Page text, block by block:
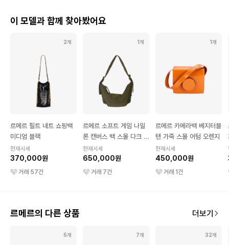
이 모델과 함께 찾아봤어요
2개
르메르 필트 네트 쇼핑백
미디엄 블랙
현재시세
370,000원
거래 57건
1개
르메르 소프트 게임 나일
론 캔버스 백 스몰 다크 토
바코
현재시세
650,000원
거래 7건
1개
르메르 카메라백 베지터블
탠 가죽 스몰 어텀 오렌지
현재시세
450,000원
거래 1건
르메르의 다른 상품 더보기
5개 7개 32개